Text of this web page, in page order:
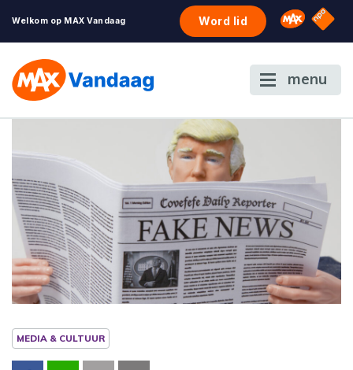
Welkom op MAX Vandaag Word lid Omroep
NPO
menu
MEDIA & CULTUUR